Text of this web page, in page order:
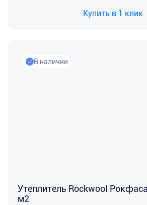
Купить в 1 клик
В наличии
Утеплитель Rockwool
м2